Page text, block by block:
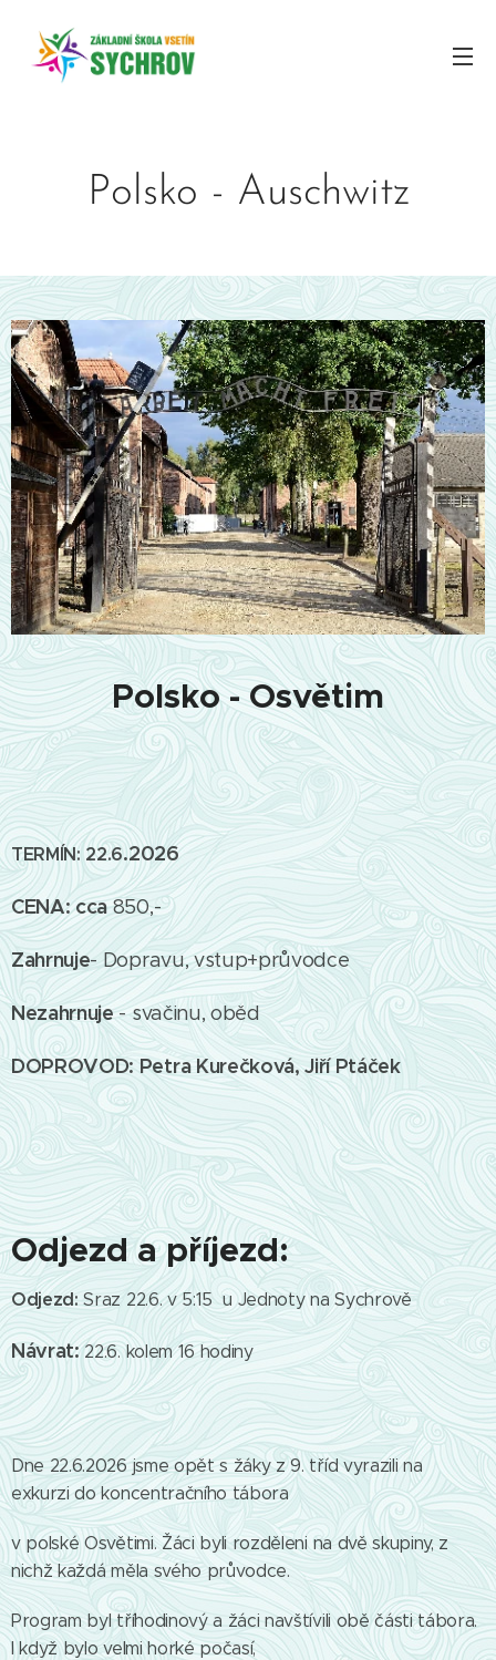
Polsko - Auschwitz
Polsko - Osvětim
TERMÍN: 22.6.2026
CENA: cca850,-
Zahrnuje- Dopravu, vstup+průvodce
Nezahrnuje- svačinu, oběd
DOPROVOD: Petra Kurečková,Jiří Ptáček
Odjezd a příjezd:
Odjezd: Sraz 22.6. v 5:15 u Jednoty na Sychrově
Návrat:22.6. kolem 16 hodiny
Dne 22.6.2026 jsme opět s žáky z 9. tříd vyrazili na
exkurzi do koncentračního tábora
v polské Osvětimi. Žáci byli rozděleni na dvě skupiny, z
nichž každá měla svého průvodce.
Program byl tříhodinový a žáci navštívili obě části tábora.
I když bylo velmi horké počasí,